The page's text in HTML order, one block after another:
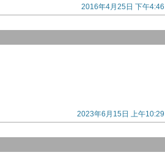
2016年4月25日 下午4:46
2023年6月15日 上午10:29